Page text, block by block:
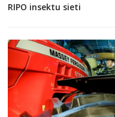
RIPO insektu sieti